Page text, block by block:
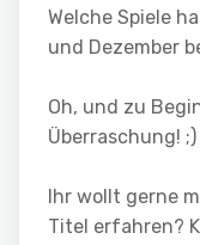
Welche Spiele
und Dezember
Oh, und zu
Überraschung! ;)
Ihr wollt gerne
Titel erfahren?